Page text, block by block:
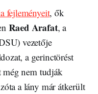
fejleményeit, ők
Raed Arafat, a
vezetője
a gerinctörést
még nem tudják
a lány már átkerült